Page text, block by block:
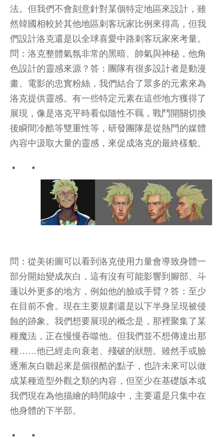
法。但我們不會刻意針對某個特定地區來設計，雖
然韓國相較於其他地區刺客玩家比例來得高，但我
們設計洛克還是以全球喜愛中路刺客玩家來考量。
問：洛克整體氣氛非常的黑暗、帥氣與神秘，他角
色設計的靈感來源？答：團隊有很多設計者是動漫
畫、電影的忠實粉絲，我們結合了眾多的元素來為
洛克提供靈感。有一些特定元素在這些地方獲得了
展現，像是洛克平時看似隨性不羈，戰鬥開關切換
後瞬間冷酷等雙重性等，研發團隊是從熱門的媒體
內容中汲取大量的靈感，來促成洛克的最終樣貌。
問：從美術圖可以看到洛克使用力量會導致身體一
部分開始變成灰白，這有沒有可能影響到腳部、斗
蓬以外更多的地方，例如他的臉或手臂？答：至少
在目前不會。現在主要規劃還是以下半身呈現被侵
蝕的跡象。我們想要展現的概念是，那裡聚集了某
種魔法，正在慢慢吞噬他。但我們並不想傳達出那
種……他已經走向衰老、殘破的狀態。雖然手或臉
逐漸灰白聽起來是個很酷的點子，也許未來可以做
成某種造型外觀之類的內容，但至少在基礎版本或
我們現在為他描繪的時間線中，主要還是只集中在
他身體的下半部。